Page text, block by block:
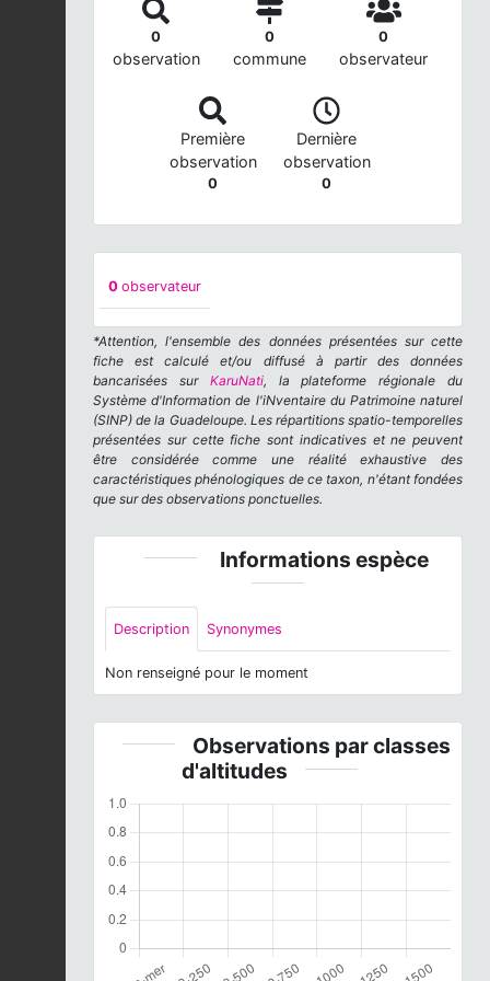
0
observation
0
commune
0
observateur
Première
observation
0
Dernière
observation
0
0 observateur
*Attention, l'ensemble des données présentées sur cette
fiche est calculé et/ou diffusé à partir des données
bancarisées sur KaruNati, la plateforme régionale du
Système d'Information de l'iNventaire du Patrimoine naturel
(SINP) de la Guadeloupe. Les répartitions spatio-temporelles
présentées sur cette fiche sont indicatives et ne peuvent
être considérée comme une réalité exhaustive des
caractéristiques phénologiques de ce taxon, n'étant fondées
que sur des observations ponctuelles.
Informations espèce
Description Synonymes
Non renseigné pour le moment
Observations par classes
d'altitudes